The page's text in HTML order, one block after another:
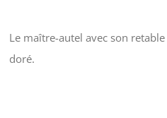
Le maître-autel avec son
doré.